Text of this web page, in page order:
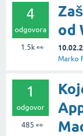
4
odgovora
1.5k👀
od
Marko
1
odgovor
485 👀